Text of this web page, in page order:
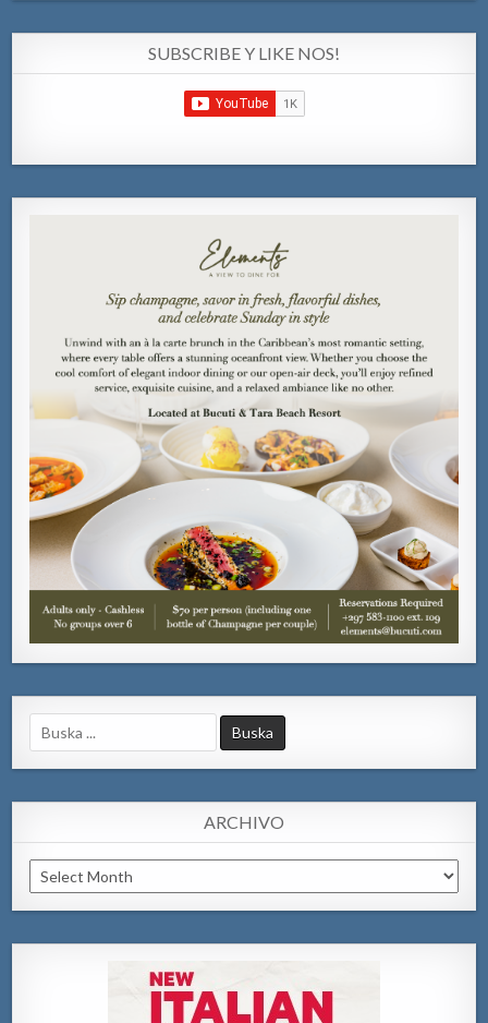
SUBSCRIBE Y LIKE NOS!
Search
for:
ARCHIVO
Archivo